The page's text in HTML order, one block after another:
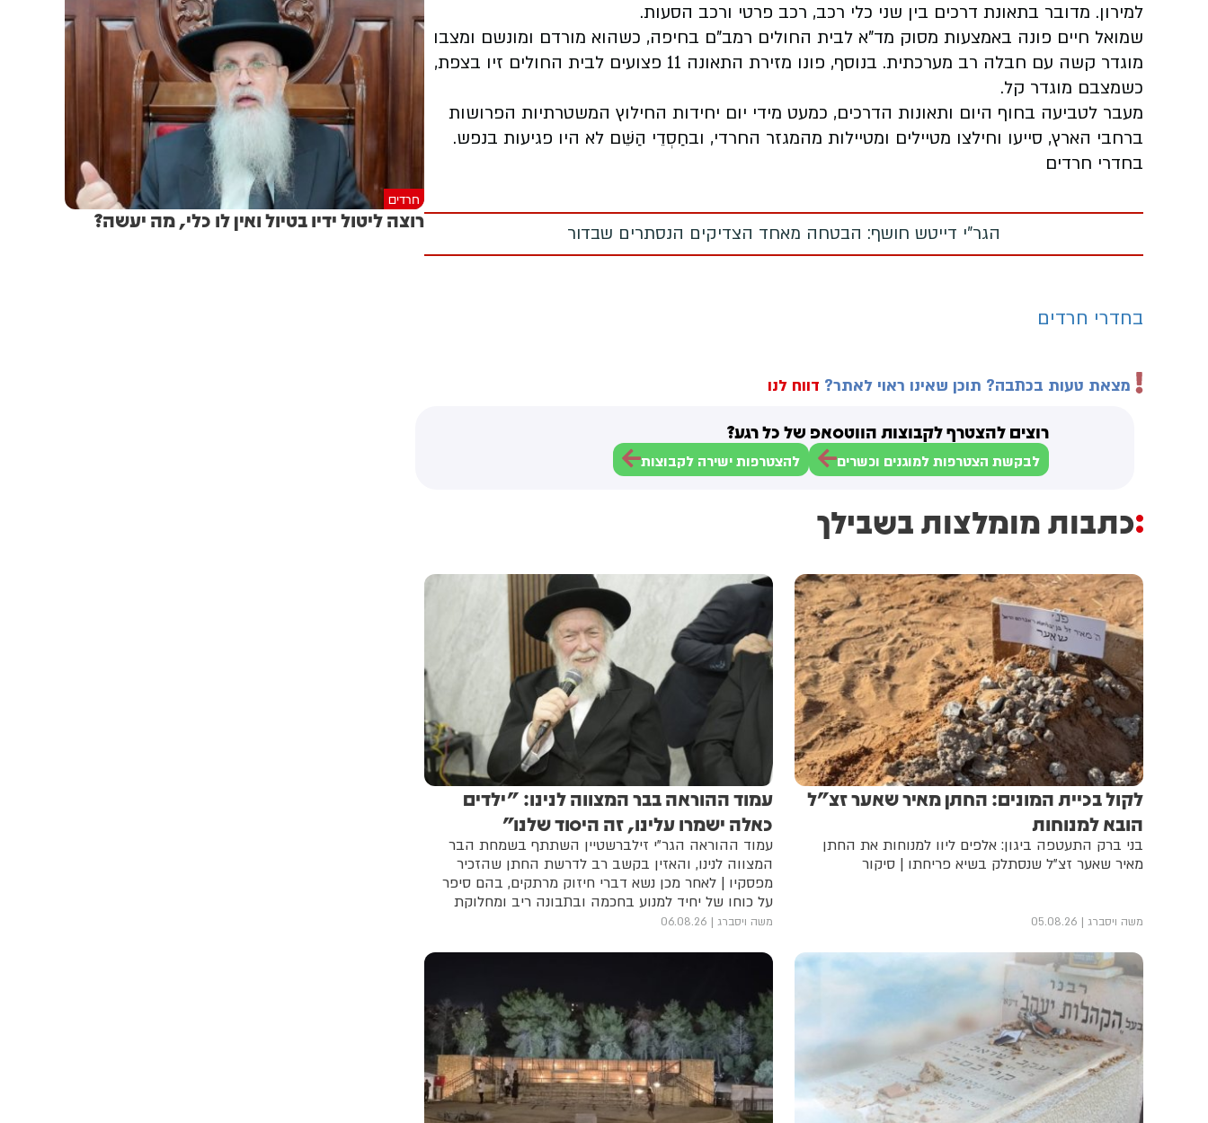
למירון. מדובר בתאונת דרכים בין שני כלי רכב, רכב פרטי ורכב הסעות.
שמואל חיים פונה באמצעות מסוק מד"א לבית החולים רמב"ם בחיפה, כשהוא מורדם ומונשם ומצבו
מוגדר קשה עם חבלה רב מערכתית. בנוסף, פונו מזירת התאונה 11 פצועים לבית החולים זיו בצפת,
כשמצבם מוגדר קל.
מעבר לטביעה בחוף היום ותאונות הדרכים, כמעט מידי יום יחידות החילוץ המשטרתיות הפרושות
ברחבי הארץ, סייעו וחילצו מטיילים ומטיילות מהמגזר החרדי, ובחַסְדֵי הַשֵּׁם לא היו פגיעות בנפש.
בחדרי חרדים
הגר"י דייטש חושף: הבטחה מאחד הצדיקים הנסתרים שבדור
בחדרי חרדים
מצאת טעות בכתבה? תוכן שאינו ראוי לאתר? דווח לנו
רוצים להצטרף לקבוצות הווטסאפ של כל רגע?
לבקשת הצטרפות למוגנים וכשרים להצטרפות ישירה לקבוצות
כתבות מומלצות בשבילך
לקול בכיית המונים: החתן מאיר שאער זצ"ל
הובא למנוחות
בני ברק התעטפה ביגון: אלפים ליוו למנוחות את החתן
מאיר שאער זצ"ל שנסתלק בשיא פריחתו | סיקור
משה ויסברג 05.08.26
עמוד ההוראה בבר המצווה לנינו: "ילדים
כאלה ישמרו עלינו, זה היסוד שלנו"
עמוד ההוראה הגר"י זילברשטיין השתתף בשמחת הבר
המצווה לנינו, והאזין בקשב רב לדרשת החתן שהזכיר
מפסקיו | לאחר מכן נשא דברי חיזוק מרתקים, בהם סיפר
על כוחו של יחיד למנוע בחכמה ובתבונה ריב ומחלוקת
מרבים | צפו בתיעוד המרתק באדיבות מערכת 'דברי חמד'
משה ויסברג 06.08.26
חרדים
רוצה ליטול ידיו בטיול ואין לו כלי, מה יעשה?